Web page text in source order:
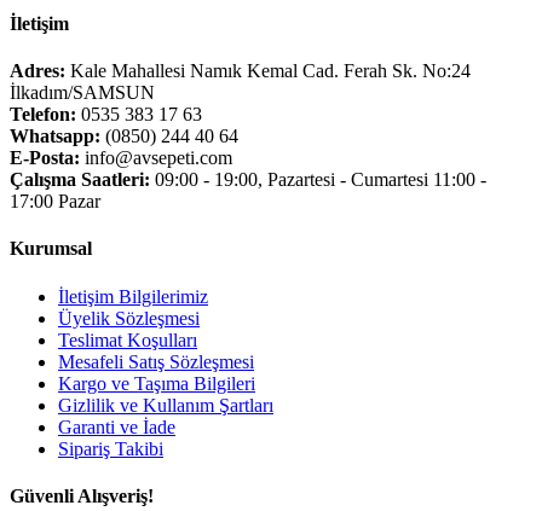
İletişim
Adres: Kale Mahallesi Namık Kemal Cad. Ferah Sk. No:24
İlkadım/SAMSUN
Telefon: 0535 383 17 63
Whatsapp: (0850) 244 40 64
E-Posta: info@avsepeti.com
Çalışma Saatleri: 09:00 - 19:00, Pazartesi - Cumartesi 11:00 -
17:00 Pazar
Kurumsal
İletişim Bilgilerimiz
Üyelik Sözleşmesi
Teslimat Koşulları
Mesafeli Satış Sözleşmesi
Kargo ve Taşıma Bilgileri
Gizlilik ve Kullanım Şartları
Garanti ve İade
Sipariş Takibi
Güvenli Alışveriş!